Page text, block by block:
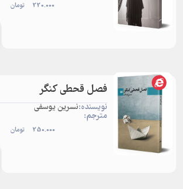
220.000 تومان
فصل قحطی کنگر
نویسنده:نسرین یوسفی
مترجم:
250.000 تومان